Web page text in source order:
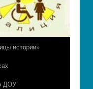
истории»
ДОУ